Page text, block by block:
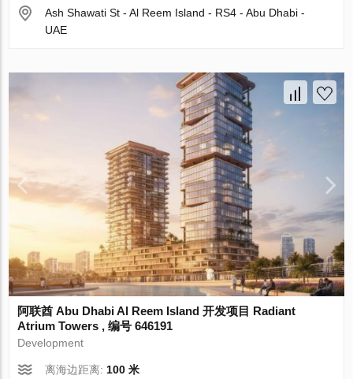
Ash Shawati St - Al Reem Island - RS4 - Abu Dhabi -
UAE
阿联酋 Abu Dhabi Al Reem Island 开发项目 Radiant
Atrium Towers , 编号 646191
Development
离海边距离: 100 米